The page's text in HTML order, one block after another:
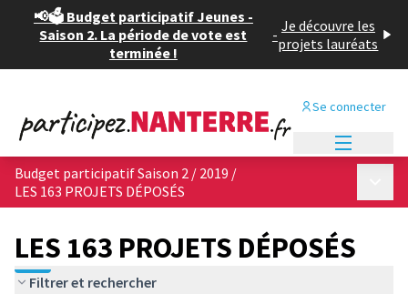
📢🗳️ Budget participatif Jeunes -
Saison 2. La période de vote est
terminée !
- Je découvre les
projets lauréats
Se connecter
Budget participatif Saison 2 / 2019 /
LES 163 PROJETS DÉPOSÉS
LES 163 PROJETS DÉPOSÉS
Filtrer et rechercher